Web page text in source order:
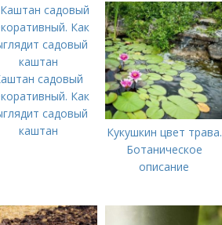
садовый
Как
садовый
каштан
Кукушкин цвет трава.
Ботаническое
описание